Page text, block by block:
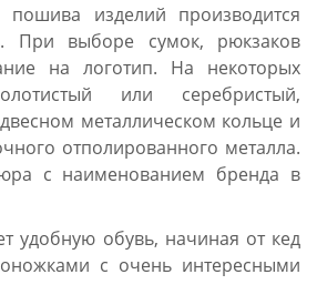
изделий производится
При выборе сумок, рюкзаков
на логотип. На некоторых
или серебристый,
металлическом кольце и
отполированного металла.
с наименованием бренда в
удобную обувь, начиная от кед
с очень интересными